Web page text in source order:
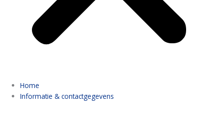
Home
Informatie & contactgegevens